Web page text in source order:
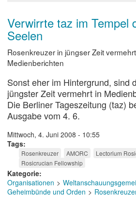
Verwirrte taz im Tempel
Seelen
Rosenkreuzer in jüngser Zeit
Medienberichten
Sonst eher im Hintergrund, sind
jüngster Zeit vermehrt in
Die Berliner Tageszeitung (taz)
Ausgabe vom 4. 6.
Mittwoch, 4. Juni 2008 - 10:55
Tags
Rosenkreuzer AMORC
Lectorium
Rosicrucian Fellowship
Kategorie
Organisationen
Geheimbünde und Orden